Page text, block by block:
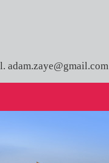
adam.zaye@gmail.com